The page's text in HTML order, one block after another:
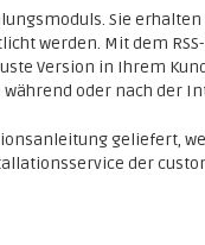
Sie erhalten
werden. Mit dem
Version in Ihrem
während oder nach der
geliefert,
der